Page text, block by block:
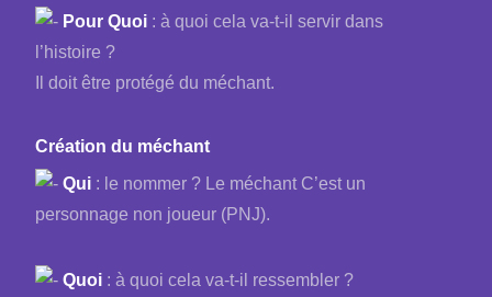
Pour Quoi : à quoi cela va-t-il servir dans
l’histoire ?
Il doit être protégé du méchant.
Création du méchant
Qui : le nommer ? Le méchant C’est un
personnage non joueur (PNJ).
Quoi : à quoi cela va-t-il ressembler ?